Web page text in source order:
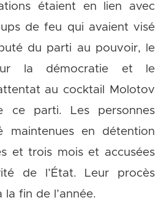
étaient en lien avec
de feu qui avaient visé
du parti au pouvoir, le
la démocratie et le
au cocktail Molotov
ce parti. Les personnes
maintenues en détention
et trois mois et accusées
de l’État. Leur procès
la fin de l’année.